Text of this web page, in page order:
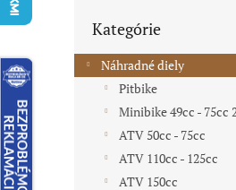
ý
p
kategórie
Kategórie
Náhradné diely
Pitbike
Minibike 49cc - 75cc
ATV 50cc - 75cc
ATV 110cc - 125cc
ATV 150cc